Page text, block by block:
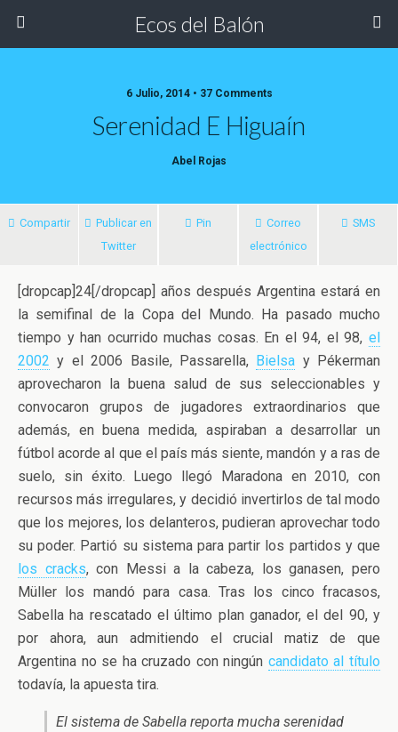
Ecos del Balón
6 Julio, 2014 • 37 Comments
Serenidad E Higuaín
Abel Rojas
Compartir
Publicar en
Twitter
Pin
Correo
electrónico
SMS
[dropcap]24[/dropcap] años después Argentina estará en
la semifinal de la Copa del Mundo. Ha pasado mucho
tiempo y han ocurrido muchas cosas. En el 94, el 98, el
2002 y el 2006 Basile, Passarella, Bielsa y Pékerman
aprovecharon la buena salud de sus seleccionables y
convocaron grupos de jugadores extraordinarios que
además, en buena medida, aspiraban a desarrollar un
fútbol acorde al que el país más siente, mandón y a ras de
suelo, sin éxito. Luego llegó Maradona en 2010, con
recursos más irregulares, y decidió invertirlos de tal modo
que los mejores, los delanteros, pudieran aprovechar todo
su poder. Partió su sistema para partir los partidos y que
los cracks, con Messi a la cabeza, los ganasen, pero
Müller los mandó para casa. Tras los cinco fracasos,
Sabella ha rescatado el último plan ganador, el del 90, y
por ahora, aun admitiendo el crucial matiz de que
Argentina no se ha cruzado con ningún candidato al título
todavía, la apuesta tira.
El sistema de Sabella reporta mucha serenidad